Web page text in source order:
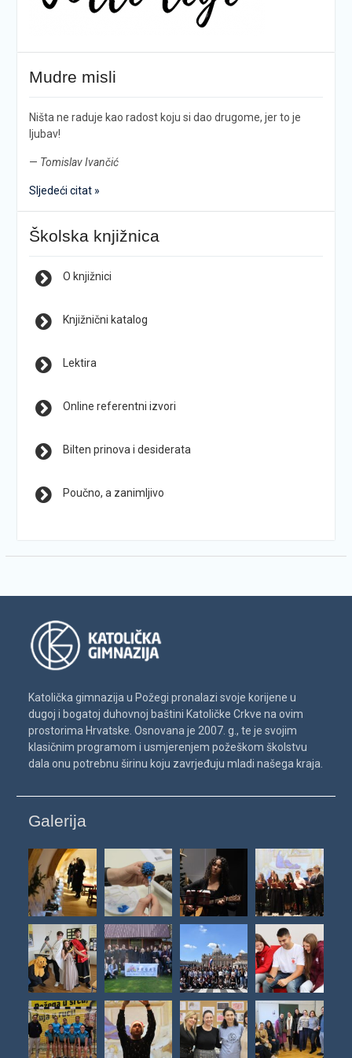
Mudre misli
Ništa ne raduje kao radost koju si dao drugome, jer to je
ljubav!
— Tomislav Ivančić
Sljedeći citat »
Školska knjižnica
O knjižnici
Knjižnični katalog
Lektira
Online referentni izvori
Bilten prinova i desiderata
Poučno, a zanimljivo
Katolička gimnazija u Požegi pronalazi svoje korijene u
dugoj i bogatoj duhovnoj baštini Katoličke Crkve na ovim
prostorima Hrvatske. Osnovana je 2007. g., te je svojim
klasičnim programom i usmjerenjem požeškom školstvu
dala onu potrebnu širinu koju zavrjeđuju mladi našega kraja.
Galerija